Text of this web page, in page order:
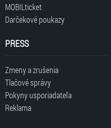
MOBILticket
Darčekové poukazy
PRESS
Zmeny a zrušenia
Tlačové správy
Pokyny usporiadateľa
Reklama